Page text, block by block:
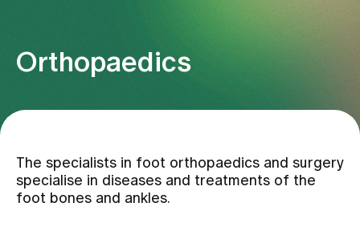
Specialist areas
Team
Orthopaedics
The specialists in foot orthopaedics and surgery
specialise in diseases and treatments of the
foot bones and ankles.